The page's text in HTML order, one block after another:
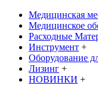
Медицинская
Медицинское
Расходные
Инструмент +
Оборудование
Лизинг +
НОВИНКИ +